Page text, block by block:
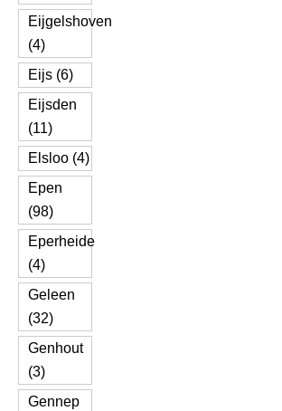
Eijgelshoven
(4)
Eijs (6)
Eijsden
(11)
Elsloo (4)
Epen
(98)
Eperheide
(4)
Geleen
(32)
Genhout
(3)
Gennep